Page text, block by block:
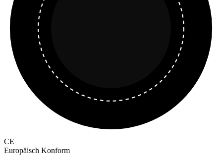
CE
Europäisch Konform